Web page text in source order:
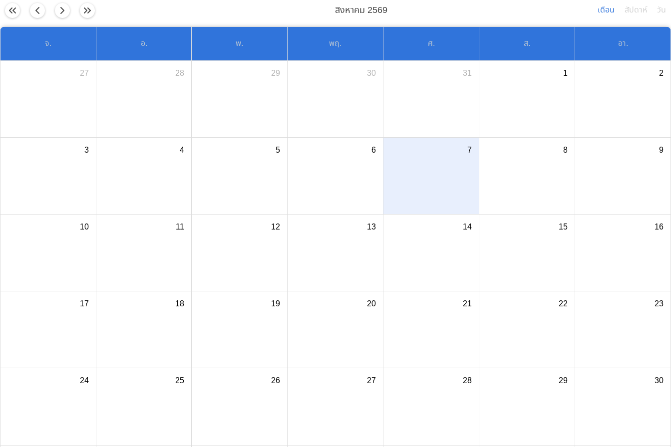
สิงหาคม 2569 เดือน สัปดาห์ วัน
จ. อ. พ. พฤ. ศ. ส. อา.
27 28 29 30 31 1 2
3 4 5 6 7 8 9
10 11 12 13 14 15 16
17 18 19 20 21 22 23
24 25 26 27 28 29 30